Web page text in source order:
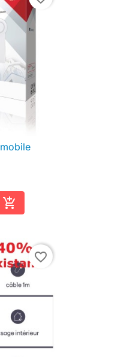

Ajouter au panier
favorite_border